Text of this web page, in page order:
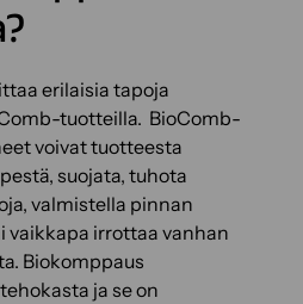
erilaisia tapoja
tuotteilla. BioComb-
voivat tuotteesta
suojata, tuhota
valmistella pinnan
vaikkapa irrottaa vanhan
Biokomppaus
ja se on